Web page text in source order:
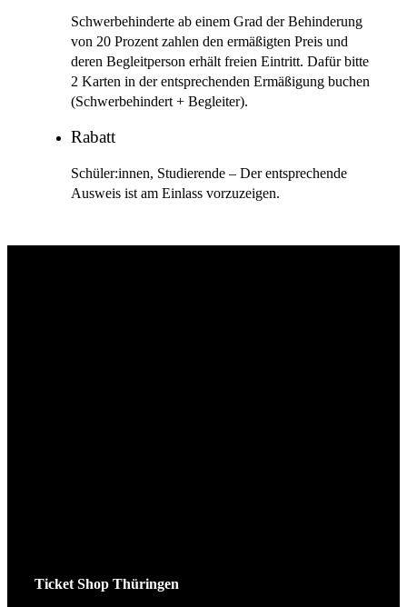
Schwerbehinderte ab einem Grad der Behinderung
von 20 Prozent zahlen den ermäßigten Preis und
deren Begleitperson erhält freien Eintritt. Dafür bitte
2 Karten in der entsprechenden Ermäßigung buchen
(Schwerbehindert + Begleiter).
Rabatt
Schüler:innen, Studierende – Der entsprechende
Ausweis ist am Einlass vorzuzeigen.
Ticket Shop Thüringen